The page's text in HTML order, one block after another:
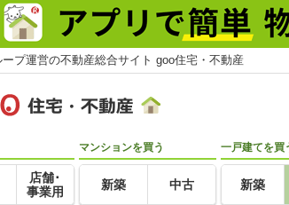
ープ運営の不動産総合サイト goo住宅・不動産
店舗･
事業用
マンションを買う
新築 中古
一戸建てを買
新築